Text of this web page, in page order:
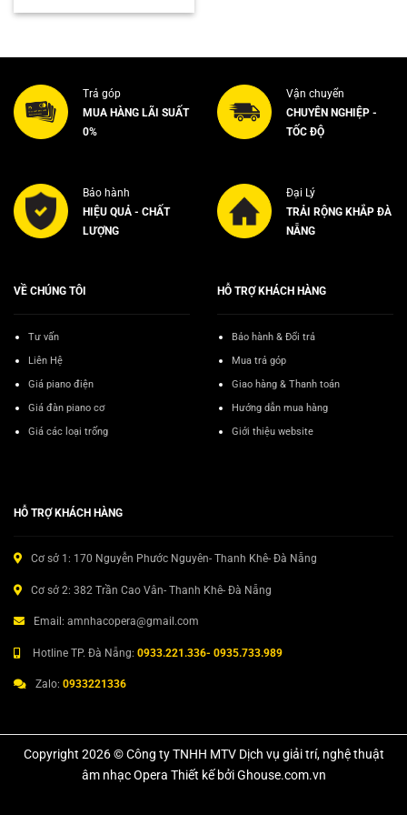
là:
tại
Trả góp
MUA HÀNG LÃI SUẤT
0%
Vận chuyển
CHUYÊN NGHIỆP -
TỐC ĐỘ
Bảo hành
HIỆU QUẢ - CHẤT
LƯỢNG
Đại Lý
TRẢI RỘNG KHẮP ĐÀ
NẴNG
VỀ CHÚNG TÔI
Tư vấn
Liên Hệ
Giá piano điện
Giá đàn piano cơ
Giá các loại trống
HỖ TRỢ KHÁCH HÀNG
Bảo hành & Đổi trả
Mua trả góp
Giao hàng & Thanh toán
Hướng dẫn mua hàng
Giới thiệu website
HỖ TRỢ KHÁCH HÀNG
Cơ sở 1: 170 Nguyễn Phước Nguyên- Thanh Khê- Đà Nẵng
Cơ sở 2: 382 Trần Cao Vân- Thanh Khê- Đà Nẵng
Email: amnhacopera@gmail.com
Hotline TP. Đà Nẵng: 0933.221.336- 0935.733.989
Zalo: 0933221336
Copyright 2026 © Công ty TNHH MTV Dịch vụ giải trí, nghệ thuật
âm nhạc Opera Thiết kế bởi Ghouse.com.vn